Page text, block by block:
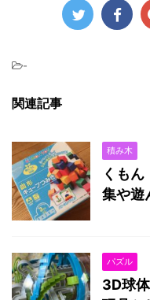
-
関連記事
積み木
くも
集や遊
パズル
3D球